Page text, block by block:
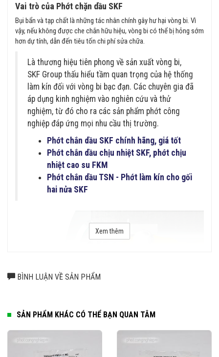
Vai trò của Phớt chặn dầu SKF
Bụi bẩn và tạp chất là những tác nhân chính gây hư hại vòng bi. Vì
vậy, nếu không được che chắn hữu hiệu, vòng bi có thể bị hỏng sớm
hơn dự tính, dẫn đến tiêu tốn chi phí sửa chữa.
Là thương hiệu tiên phong về sản xuất vòng bi,
SKF Group thấu hiểu tầm quan trọng của hệ thống
làm kín đối với vòng bi bạc đạn. Các chuyên gia đã
áp dụng kinh nghiệm vào nghiên cứu và thử
nghiệm, từ đó cho ra các sản phẩm phớt công
nghiệp đáp ứng mọi nhu cầu thị trường.
Phớt chắn dầu SKF chính hãng, giá tốt
Phớt chắn dầu chịu nhiệt SKF, phớt chịu
nhiệt cao su FKM
Phớt chắn dầu TSN - Phớt làm kín cho gối
hai nửa SKF
Xem thêm
BÌNH LUẬN VỀ SẢN PHẨM
SẢN PHẨM KHÁC CÓ THỂ BẠN QUAN TÂM